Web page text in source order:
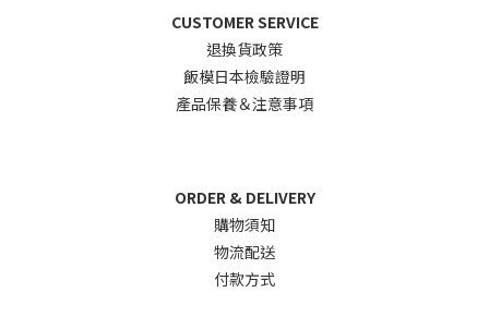
CUSTOMER SERVICE
退換貨政策
飯模日本檢驗證明
產品保養＆注意事項
ORDER & DELIVERY
購物須知
物流配送
付款方式